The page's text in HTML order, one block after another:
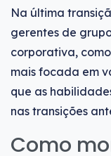
Na última
gerentes de
corporativa,
mais focada em
que as
nas transições
Como